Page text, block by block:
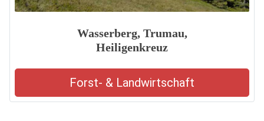
Wasserberg, Trumau,
Heiligenkreuz
Forst- & Landwirtschaft